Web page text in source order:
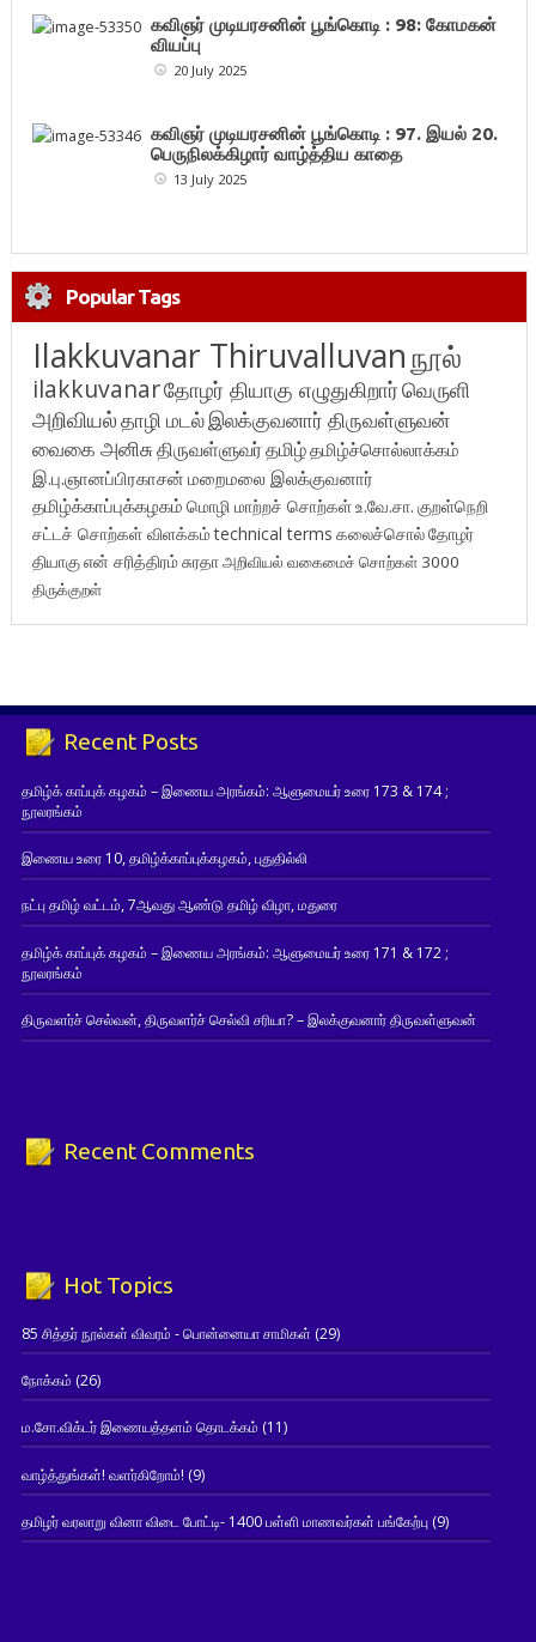
கவிஞர் முடியரசனின் பூங்கொடி : 98: கோமகன்
வியப்பு
20 July 2025
கவிஞர் முடியரசனின் பூங்கொடி : 97. இயல் 20.
பெருநிலக்கிழார் வாழ்த்திய காதை
13 July 2025
Popular Tags
Ilakkuvanar Thiruvalluvanநூல்
ilakkuvanarதோழர் தியாகு எழுதுகிறார்வெருளி
அறிவியல்தாழி மடல்இலக்குவனார் திருவள்ளுவன்
வைகை அனிசுதிருவள்ளுவர்தமிழ்தமிழ்ச்சொல்லாக்கம்
இ.பு.ஞானப்பிரகாசன் மறைமலை இலக்குவனார்
தமிழ்க்காப்புக்கழகம் மொழி மாற்றச் சொற்கள்உ.வே.சா. குறள்நெறி
சட்டச் சொற்கள் விளக்கம்technical terms கலைச்சொல்தோழர்
தியாகுஎன் சரித்திரம்சுரதாஅறிவியல் வகைமைச் சொற்கள் 3000
திருக்குறள்
Recent Posts
தமிழ்க் காப்புக் கழகம் – இணைய அரங்கம்: ஆளுமையர் உரை 173 & 174 ;
நூலரங்கம்
இணைய உரை 10, தமிழ்க்காப்புக்கழகம், புதுதில்லி
நட்பு தமிழ் வட்டம், 7ஆவது ஆண்டு தமிழ் விழா, மதுரை
தமிழ்க் காப்புக் கழகம் – இணைய அரங்கம்: ஆளுமையர் உரை 171 & 172 ;
நூலரங்கம்
திருவளர்ச் செல்வன், திருவளர்ச் செல்வி சரியா? – இலக்குவனார் திருவள்ளுவன்
Recent Comments
Hot Topics
85 சித்தர் நூல்கள் விவரம் - பொன்னையா சாமிகள் (29)
நோக்கம் (26)
ம.சோ.விக்டர் இணையத்தளம் தொடக்கம் (11)
வாழ்த்துங்கள்! வளர்கிறோம்! (9)
தமிழர் வரலாறு வினா விடை போட்டி- 1400 பள்ளி மாணவர்கள் பங்கேற்பு(9)